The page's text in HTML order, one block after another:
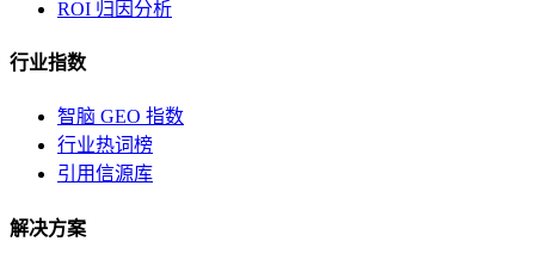
ROI 归因分析
行业指数
智脑 GEO 指数
行业热词榜
引用信源库
解决方案